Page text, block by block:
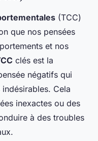
(TCC)
que nos pensées
et nos
clés est la
négatifs qui
Cela
inexactes ou des
à des troubles